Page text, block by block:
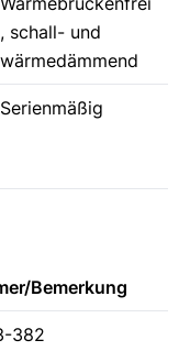
, schall- und
wärmedämmend
Serienmäßig
Bemerkung
382